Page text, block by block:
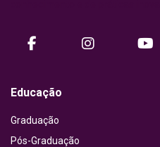
facebookinstagram
Educação
Graduação
Pós-Graduação